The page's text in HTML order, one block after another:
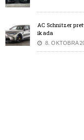
AC Schnitzer
ikada
8. OKTOBRA